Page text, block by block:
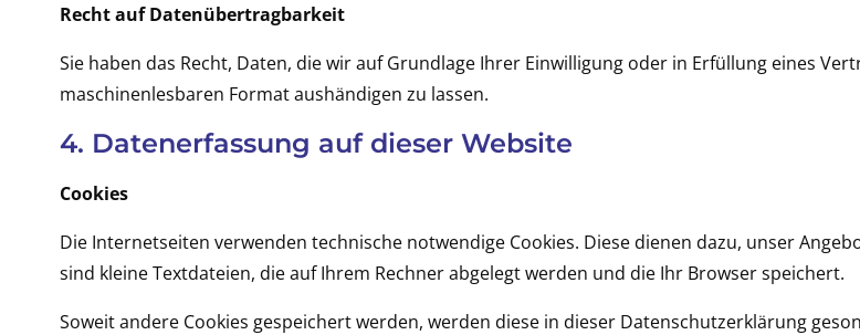
Recht auf Datenübertragbarkeit
Sie haben das Recht, Daten, die wir auf Grundlage Ihrer Einwilligung oder in Erfüllung eines
maschinenlesbaren Format aushändigen zu lassen.
4. Datenerfassung auf dieser Website
Cookies
Die Internetseiten verwenden technische notwendige Cookies. Diese dienen dazu, unser
sind kleine Textdateien, die auf Ihrem Rechner abgelegt werden und die Ihr Browser speichert.
Soweit andere Cookies gespeichert werden, werden diese in dieser Datenschutzerklärung